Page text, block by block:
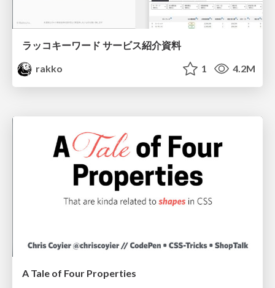
ラッコキーワード サービス紹介資料
rakko
1 4.2M
A Tale of Four Properties